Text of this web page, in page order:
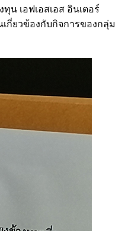
เอฟเอสเอส อินเตอร์
กี่ยวข้องกับกิจการของกลุ่ม